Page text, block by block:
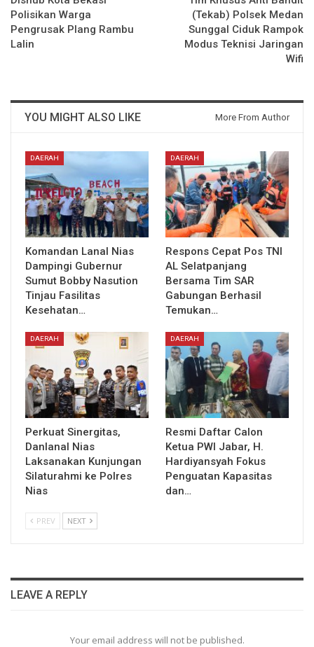
Polisikan Warga
Pengrusak Plang Rambu
Lalin
(Tekab) Polsek Medan
Sunggal Ciduk Rampok
Modus Teknisi Jaringan
Wifi
YOU MIGHT ALSO LIKE More From Author
DAERAH
Komandan Lanal Nias
Dampingi Gubernur
Sumut Bobby Nasution
Tinjau Fasilitas
Kesehatan…
DAERAH
Respons Cepat Pos TNI
AL Selatpanjang
Bersama Tim SAR
Gabungan Berhasil
Temukan…
DAERAH
Perkuat Sinergitas,
Danlanal Nias
Laksanakan Kunjungan
Silaturahmi ke Polres
Nias
DAERAH
Resmi Daftar Calon
Ketua PWI Jabar, H.
Hardiyansyah Fokus
Penguatan Kapasitas
dan…
PREV NEXT
LEAVE A REPLY
Your email address will not be published.